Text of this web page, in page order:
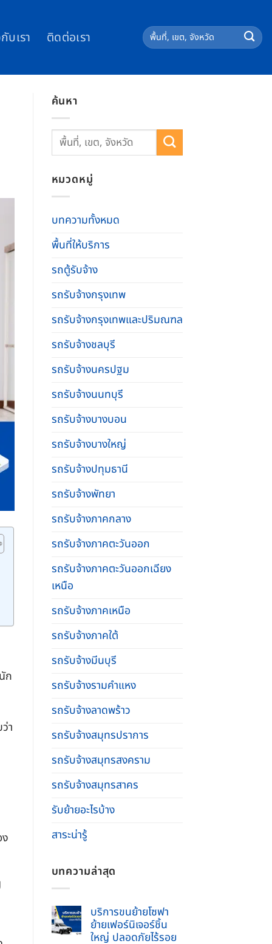
บเรา ติดต่อเรา
ก
า
ค้นหา
หมวดหมู่
บทความทั้งหมด
พื้นที่ให้บริการ
รถตู้รับจ้าง
รถรับจ้างกรุงเทพ
รถรับจ้างกรุงเทพและปริมณฑล
รถรับจ้างชลบุรี
รถรับจ้างนครปฐม
รถรับจ้างนนทบุรี
รถรับจ้างบางบอน
รถรับจ้างบางใหญ่
รถรับจ้างปทุมธานี
รถรับจ้างพัทยา
รถรับจ้างภาคกลาง
รถรับจ้างภาคตะวันออก
รถรับจ้างภาคตะวันออกเฉียง
เหนือ
รถรับจ้างภาคเหนือ
รถรับจ้างภาคใต้
รถรับจ้างมีนบุรี
รถรับจ้างรามคําแหง
รถรับจ้างลาดพร้าว
รถรับจ้างสมุทรปราการ
รถรับจ้างสมุทรสงคราม
รถรับจ้างสมุทรสาคร
รับย้ายอะไรบ้าง
สาระน่ารู้
บทความล่าสุด
บริการขนย้ายโซฟา
ย้ายเฟอร์นิเจอร์ชิ้น
ใหญ่ ปลอดภัยไร้รอย